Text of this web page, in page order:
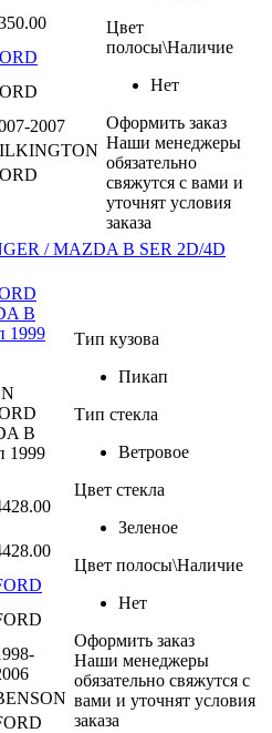
2007
Цвет
полосы\Наличие
Нет
Оформить заказ
Наши менеджеры
обязательно
свяжутся с вами и
уточнят условия
заказа
/ MAZDA B SER 2D/4D
B
1999
B
1999
Тип кузова
Пикап
Тип стекла
Ветровое
Цвет стекла
Зеленое
Цвет полосы\Наличие
Нет
Оформить заказ
Наши менеджеры
обязательно свяжутся с
вами и уточнят условия
заказа